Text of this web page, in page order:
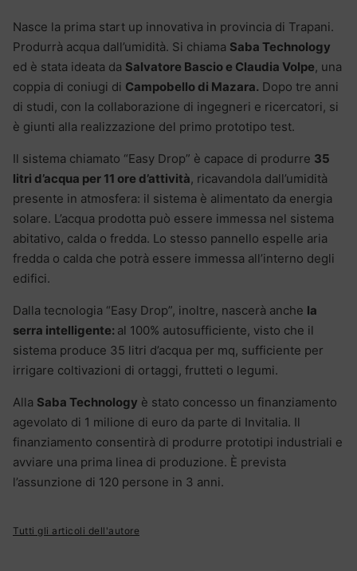
Nasce la prima start up innovativa in provincia di Trapani.
Produrrà acqua dall’umidità. Si chiama Saba Technology
ed è stata ideata da Salvatore Bascio e Claudia Volpe, una
coppia di coniugi di Campobello di Mazara. Dopo tre anni
di studi, con la collaborazione di ingegneri e ricercatori, si
è giunti alla realizzazione del primo prototipo test.
Il sistema chiamato “Easy Drop” è capace di produrre 35
litri d’acqua per 11 ore d’attività, ricavandola dall’umidità
presente in atmosfera: il sistema è alimentato da energia
solare. L’acqua prodotta può essere immessa nel sistema
abitativo, calda o fredda. Lo stesso pannello espelle aria
fredda o calda che potrà essere immessa all’interno degli
edifici.
Dalla tecnologia “Easy Drop”, inoltre, nascerà anche la
serra intelligente: al 100% autosufficiente, visto che il
sistema produce 35 litri d’acqua per mq, sufficiente per
irrigare coltivazioni di ortaggi, frutteti o legumi.
Alla Saba Technology è stato concesso un finanziamento
agevolato di 1 milione di euro da parte di Invitalia. Il
finanziamento consentirà di produrre prototipi industriali e
avviare una prima linea di produzione. È prevista
l’assunzione di 120 persone in 3 anni.
Tutti gli articoli dell'autore